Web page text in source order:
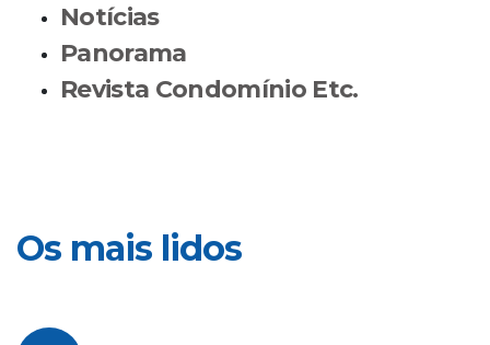
Notícias
Panorama
Revista Condomínio Etc.
Os mais lidos